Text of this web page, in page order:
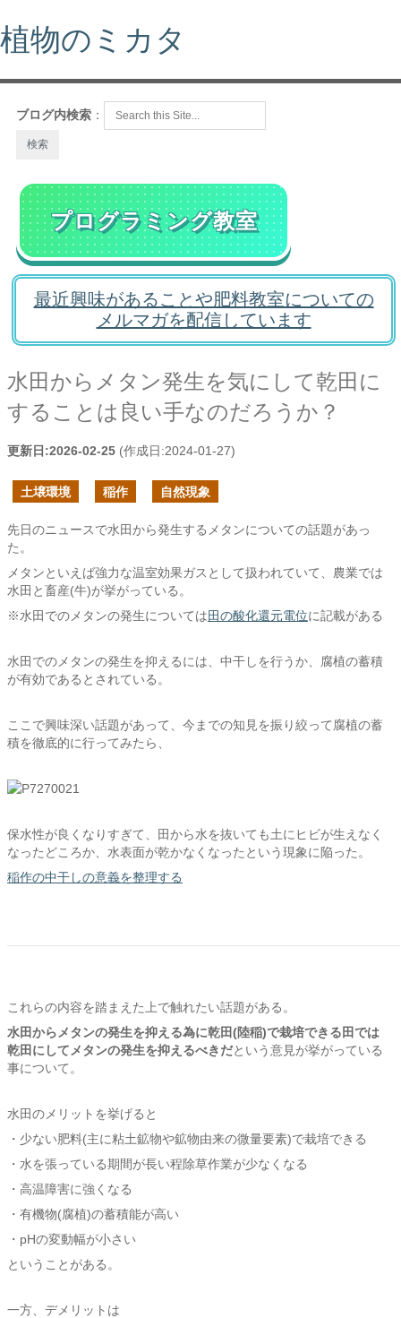
植物のミカタ
ブログ内検索 ：
プログラミング教室
最近興味があることや肥料教室についての
メルマガを配信しています
水田からメタン発生を気にして乾田に
することは良い手なのだろうか？
更新日:2026-02-25 (作成日:2024-01-27)
土壌環境 稲作 自然現象
先日のニュースで水田から発生するメタンについての話題があっ
た。
メタンといえば強力な温室効果ガスとして扱われていて、農業では
水田と畜産(牛)が挙がっている。
※水田でのメタンの発生については田の酸化還元電位に記載がある
水田でのメタンの発生を抑えるには、中干しを行うか、腐植の蓄積
が有効であるとされている。
ここで興味深い話題があって、今までの知見を振り絞って腐植の蓄
積を徹底的に行ってみたら、
保水性が良くなりすぎて、田から水を抜いても土にヒビが生えなく
なったどころか、水表面が乾かなくなったという現象に陥った。
稲作の中干しの意義を整理する
これらの内容を踏まえた上で触れたい話題がある。
水田からメタンの発生を抑える為に乾田(陸稲)で栽培できる田では
乾田にしてメタンの発生を抑えるべきだという意見が挙がっている
事について。
水田のメリットを挙げると
・少ない肥料(主に粘土鉱物や鉱物由来の微量要素)で栽培できる
・水を張っている期間が長い程除草作業が少なくなる
・高温障害に強くなる
・有機物(腐植)の蓄積能が高い
・pHの変動幅が小さい
ということがある。
一方、デメリットは